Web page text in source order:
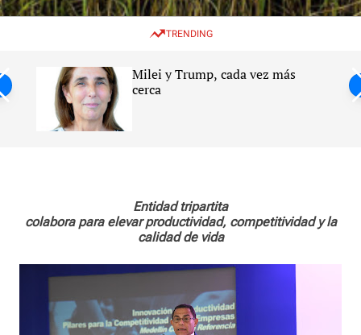
w
c
e
e
TRENDING
Milei y Trump, cada vez más
cerca
Entidad tripartita
colabora para elevar productividad, competitividad y la
calidad de vida